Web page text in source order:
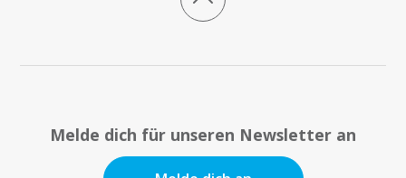
Melde dich für unseren Newsletter an